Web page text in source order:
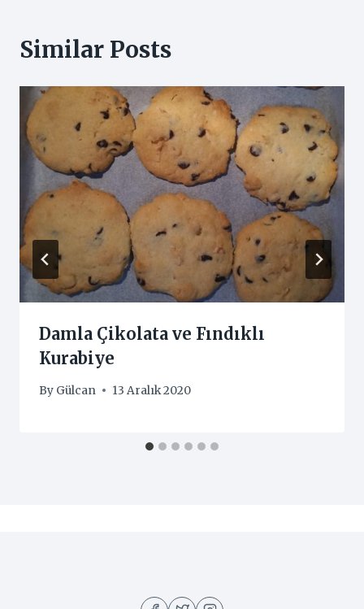
Similar Posts
Damla Çikolata ve Fındıklı
Kurabiye
By Gülcan 13 Aralık 2020